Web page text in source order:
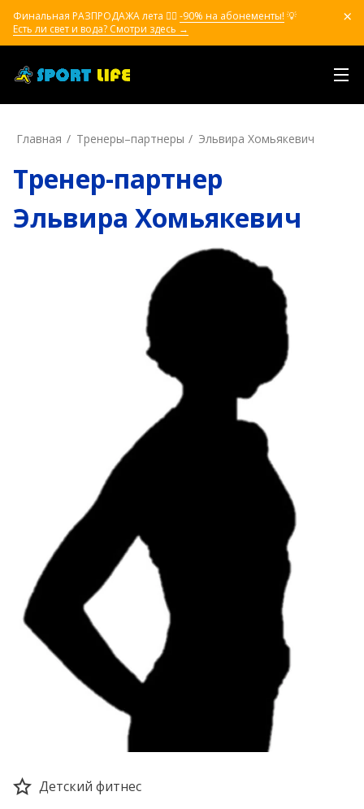
Финальная РАЗПРОДАЖА лета ❤️‍🔥 -90% на абонементы! 💡
Есть ли свет и вода? Смотри здесь →
Главная Тренеры–пapтнepы Эльвира Хомьякевич
Тренер-партнер
Эльвира Хомьякевич
Детский фитнес